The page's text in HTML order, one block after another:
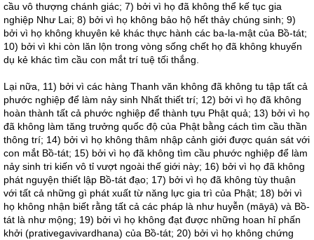
cầu vô thượng chánh giác; 7) bởi vì họ đã không thể kế tục gia
nghiệp Như Lai; 8) bởi vì họ không bảo hộ hết thảy chúng sinh; 9)
bởi vì họ không khuyên kẻ khác thực hành các ba-la-mật của Bồ-tát;
10) bởi vì khi còn lăn lộn trong vòng sống chết họ đã không khuyến
dụ kẻ khác tìm cầu con mắt trí tuệ tối thắng.
Lại nữa, 11) bởi vì các hàng Thanh văn không đã không tu tập tất cả
phước nghiệp để làm nảy sinh Nhất thiết trí; 12) bởi vì họ đã không
hoàn thành tất cả phước nghiệp để thành tựu Phật quả; 13) bởi vì họ
đã không làm tăng trưởng quốc độ của Phật bằng cách tìm cầu thần
thông trí; 14) bởi vì họ không thâm nhập cảnh giới được quán sát với
con mắt Bồ-tát; 15) bởi vì họ đã không tìm cầu phước nghiệp để làm
nảy sinh tri kiến vô tỉ vượt ngoài thế giới này; 16) bởi vì họ đã không
phát nguyện thiết lập Bồ-tát đạo; 17) bởi vì họ đã không tùy thuận
với tất cả những gì phát xuất từ năng lực gia trì của Phật; 18) bởi vì
họ không nhận biết rằng tất cả các pháp là như huyễn (māyā) và Bồ-
tát là như mộng; 19) bởi vì họ không đạt được những hoan hỉ phấn
khởi (prativegavivardhana) của Bồ-tát; 20) bởi vì họ không chứng